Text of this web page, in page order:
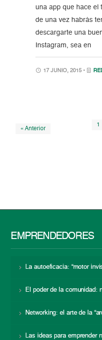
una app que hace el
de una vez habrás
descargarte una
Instagram, sea en
17 JUNIO, 2015 •
« Anterior
1
EMPRENDEDORES
La autoeficacia: “motor
El poder de la comunidad:
Networking: el arte de la
Las ideas para